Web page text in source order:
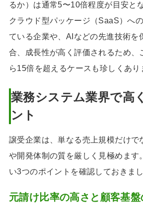
るか）は通常5〜10倍程度が目安と
クラウド型パッケージ（SaaS）へ
ている企業や、AIなどの先進技術を
合、成長性が高く評価されるため、
ら15倍を超えるケースも珍しくあり
業務システム業界で高
ント
譲受企業は、単なる売上規模だけで
や開発体制の質を厳しく見極めます
い3つのポイントを確認しておきまし
元請け比率の高さと顧客基